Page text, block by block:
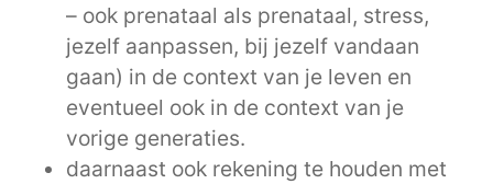
– ook prenataal als prenataal, stress,
jezelf aanpassen, bij jezelf vandaan
gaan) in de context van je leven en
eventueel ook in de context van je
vorige generaties.
daarnaast ook rekening te houden met